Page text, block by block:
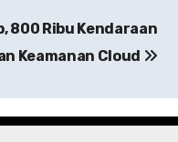
800 Ribu Kendaraan
Keamanan Cloud